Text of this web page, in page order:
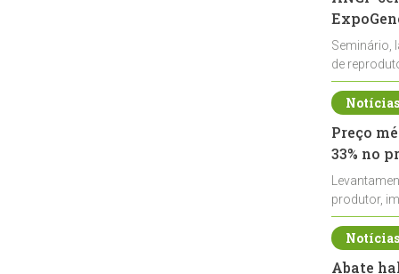
Seminário,
de
durante a
Preço
33% no
produtor,
de leite cru
Abate